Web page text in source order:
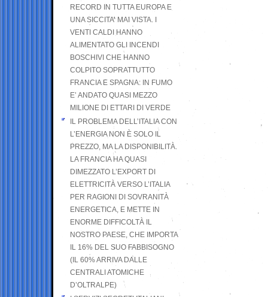
RECORD IN TUTTA EUROPA E
UNA SICCITA’ MAI VISTA. I
VENTI CALDI HANNO
ALIMENTATO GLI INCENDI
BOSCHIVI CHE HANNO
COLPITO SOPRATTUTTO
FRANCIA E SPAGNA: IN FUMO
E’ ANDATO QUASI MEZZO
MILIONE DI ETTARI DI VERDE
IL PROBLEMA DELL’ITALIA CON
L’ENERGIA NON È SOLO IL
PREZZO, MA LA DISPONIBILITÀ.
LA FRANCIA HA QUASI
DIMEZZATO L’EXPORT DI
ELETTRICITÀ VERSO L’ITALIA
PER RAGIONI DI SOVRANITÀ
ENERGETICA, E METTE IN
ENORME DIFFICOLTÀ IL
NOSTRO PAESE, CHE IMPORTA
IL 16% DEL SUO FABBISOGNO
(IL 60% ARRIVA DALLE
CENTRALI ATOMICHE
D’OLTRALPE)